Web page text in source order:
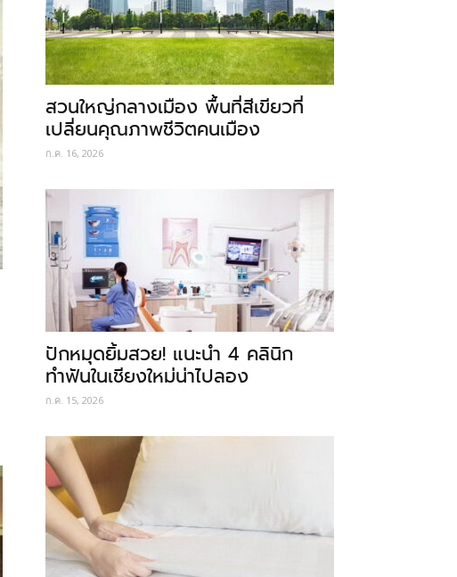
สวนใหญ่กลางเมือง พื้นที่สีเขียวที่
เปลี่ยนคุณภาพชีวิตคนเมือง
ก.ค. 16, 2026
ปักหมุดยิ้มสวย! แนะนำ 4 คลินิก
ทำฟันในเชียงใหม่น่าไปลอง
ก.ค. 15, 2026